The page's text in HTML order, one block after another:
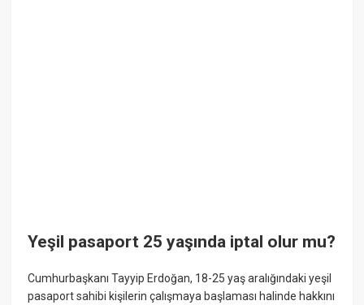
Yeşil pasaport 25 yaşında iptal olur mu?
Cumhurbaşkanı Tayyip Erdoğan, 18-25 yaş aralığındaki yeşil
pasaport sahibi kişilerin çalışmaya başlaması halinde hakkını